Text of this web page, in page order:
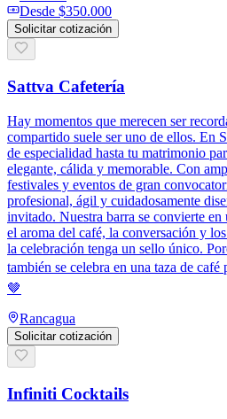
Desde $350.000
Solicitar cotización
Sattva Cafetería
Hay momentos que merecen ser
compartido suele ser uno de ellos. En
de especialidad hasta tu matrimonio
elegante, cálida y memorable. Con
festivales y eventos de gran
profesional, ágil y cuidadosamente
invitado. Nuestra barra se convierte
el aroma del café, la conversación y
la celebración tenga un sello único.
también se celebra en una taza de
🤎
Rancagua
Solicitar cotización
Infiniti Cocktails